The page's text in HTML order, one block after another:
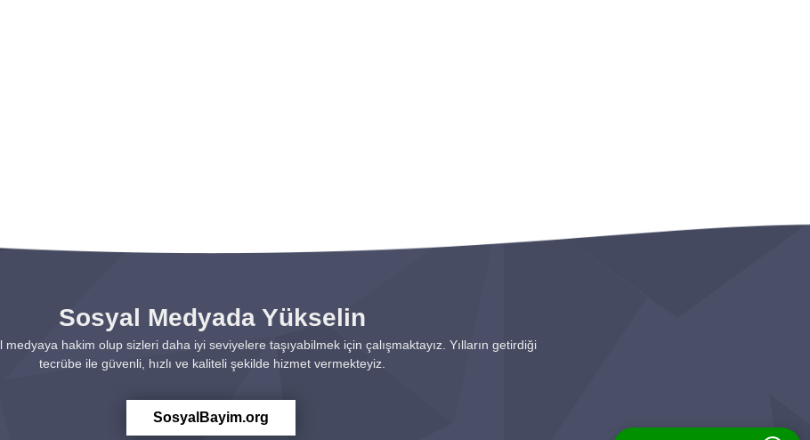
Sosyal Medyada Yükselin
medyaya hakim olup sizleri daha iyi seviyelere taşıyabilmek için çalışmaktayız. Yılların getirdiği
tecrübe ile güvenli, hızlı ve kaliteli şekilde hizmet vermekteyiz.
SosyalBayim.org